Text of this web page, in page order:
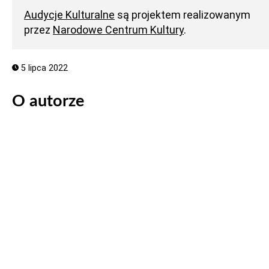
Audycje Kulturalne są projektem realizowanym
przez Narodowe Centrum Kultury.
5 lipca 2022
O autorze